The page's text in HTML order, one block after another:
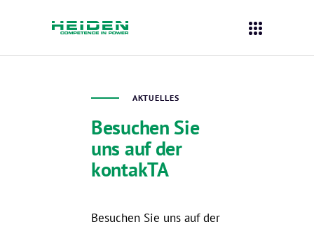
AKTUELLES
Besuchen Sie
uns auf der
kontakTA
Besuchen Sie uns auf der